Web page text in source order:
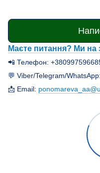
Маєте питання? Ми на
📲 Телефон:
💬 Viber/Telegram/
📩 Email: